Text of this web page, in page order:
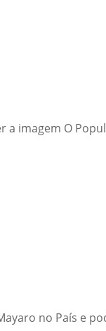
a imagem O
no País e